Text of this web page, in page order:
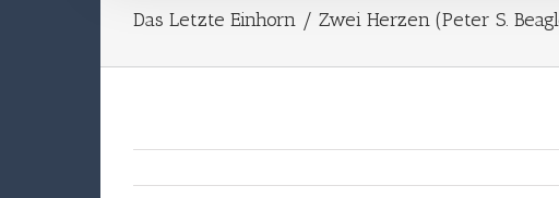
Das Letzte Einhorn / Zwei Herzen (Peter S.